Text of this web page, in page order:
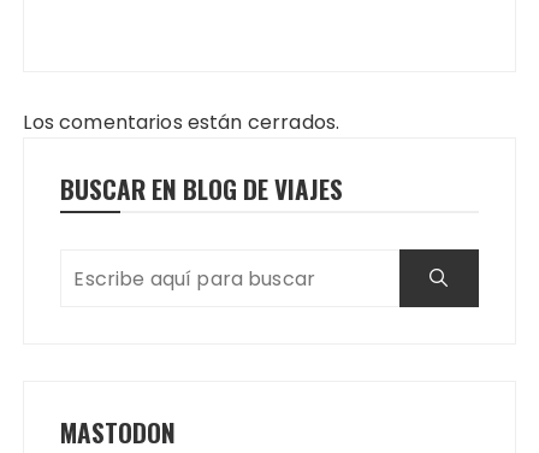
Los comentarios están cerrados.
BUSCAR EN BLOG DE VIAJES
MASTODON